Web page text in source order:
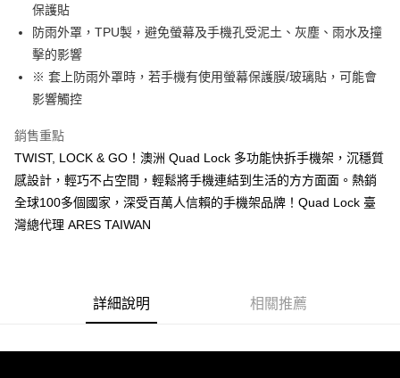
成交易。
3.實際核准額度、可分期數及費用金額請依後續交易確認頁面所載為準。
4.訂單成立30分鐘內，如未前往確認交易或遇審核未通過，訂單將自動取
消。如遇「轉專審核」未通過狀況，表示未達大哥付你分期系統評分，恕無
法說明評估內容。
1.分期款項不併入電信帳單，「大哥付你分期」於每月結算日後寄送繳費提
2.透過簡訊連結打開帳單後，可選擇「超商條碼／台灣大直營門市／銀行轉
帳／街口支付／iPASS MONEY」等通路繳費。
【注意事項】
1.本服務係由「台灣大哥大股份有限公司」（以下簡稱本公司）所提供，讓
用戶於交易時，得透過本服務購買商品或服務，並由商店將買賣／分期付款
買賣價金債權讓與本公司後，依約使用本公司帳單繳交帳款。
3.完整用戶服務條款，請詳閱以下連結：
https://oppay.tw/userRule
AFTEE先享後付是「在收到商品之後才付款」的支付方式。 讓您購物簡單
便利好安心！
１．簡單：不需註冊會員、不需綁卡、不需儲值。
２．便利：只要手機號碼，簡訊認證，即可結帳。
３．安心：先確認商品／服務後，再付款。
１．於結帳方式選擇「AFTEE先享後付」後，將跳轉至「AFTEE先享後付」
結帳頁面，進行簡訊認證並確認金額後，即可完成結帳。
２．訂單成立數日內，您將收到繳費通知簡訊。
３．收到繳費通知簡訊後14天內，點擊此簡訊中的連結，可透過四大超商／
※ 請注意：結帳手續完成當下不需立刻繳費，但若您需要取消訂單，請聯絡
購買商品的店家。未經商家同意取消之訂單仍視為有效，需透過AFTEE先享
易，需依本服務之必要範圍內提供個人資料，並將交易相關給付款項請求債
ATM付款
運送方式
全家取貨付款
全家純取貨
每筆NT$60，滿NT$998(含以上)免運費
7-11取貨付款
每筆NT$60，滿NT$998(含以上)免運費
保護貼
防雨外罩，TPU製，避免螢幕及手機孔受泥土、灰塵、雨水及撞
擊的影響
※ 套上防雨外罩時，若手機有使用螢幕保護膜/玻璃貼，可能會
影響觸控
銷售重點
TWIST, LOCK & GO！澳洲 Quad Lock 多功能快拆手機架，沉穩質
感設計，輕巧不占空間，輕鬆將手機連結到生活的方方面面。熱銷
全球100多個國家，深受百萬人信賴的手機架品牌！Quad Lock 臺
灣總代理 ARES TAIWAN
詳細說明 相關推薦